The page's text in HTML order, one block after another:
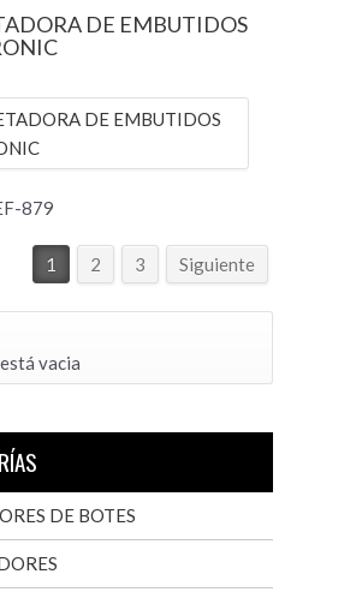
DE EMBUTIDOS
879
1 2 3 Siguiente
vacia
DE BOTES